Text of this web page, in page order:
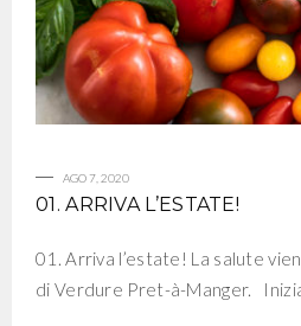
AGO 7, 2020
01. ARRIVA L’ESTATE!
01. Arriva l’estate! La salute
di Verdure Pret-à-Manger.